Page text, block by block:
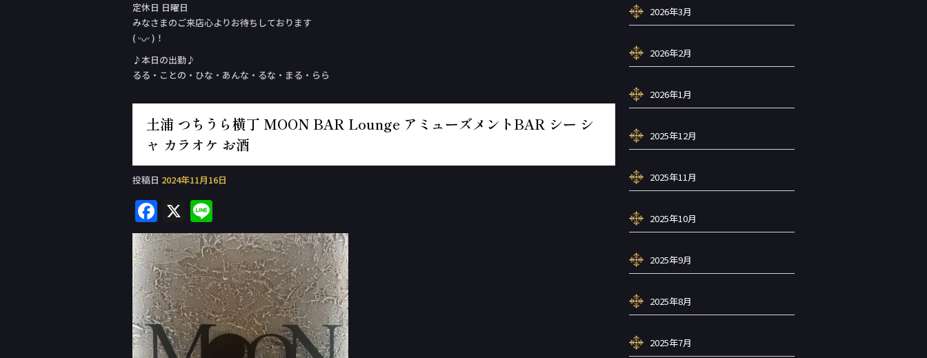
定休日 日曜日
みなさまのご来店心よりお待ちしております
( ᵕᴗᵕ )！
♪本日の出勤♪
るる・ことの・ひな・あんな・るな・まる・らら
土浦 つちうら横丁 MOON BAR Lounge アミューズメントBAR シー シ
ャ カラオケ お酒
投稿日 2024年11月16日
F
a
c
e
b
o
o
X
n
e
2026年3月
2026年2月
2026年1月
2025年12月
2025年11月
2025年10月
2025年9月
2025年8月
2025年7月